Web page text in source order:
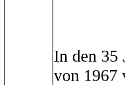
In den 35
von 1967